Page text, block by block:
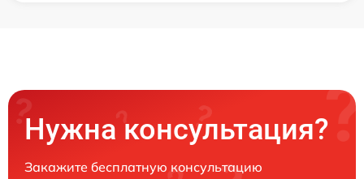
Нужна консультация?
Закажите бесплатную консультацию